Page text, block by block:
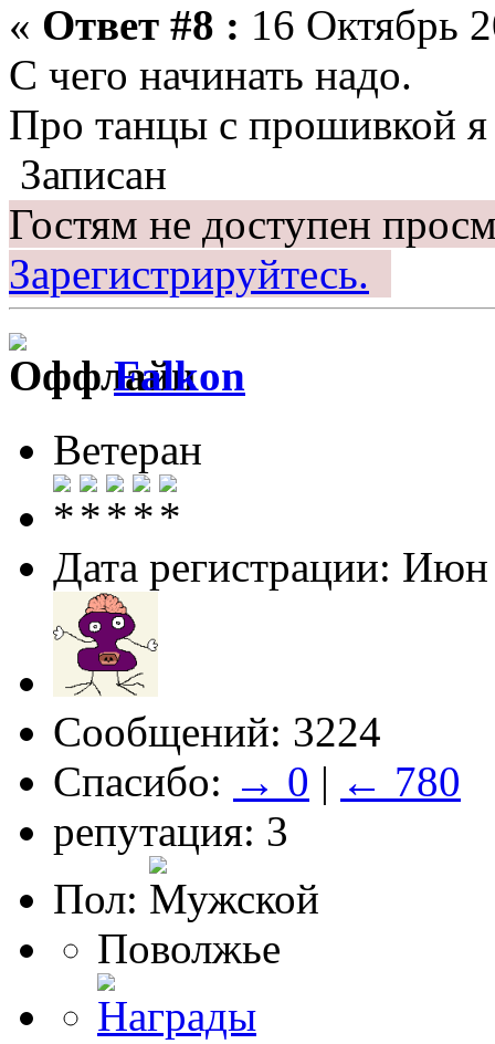
« Ответ #8 : 16 Октябрь
C чего начинать надо.
Про танцы с прошивкой
Записан
Гостям не доступен
Зарегистрируйтесь.
Falkon
Ветеран
Дата регистрации:
Сообщений: 3224
Спасибо: → 0 | ← 780
репутация: 3
Пол:
Поволжье